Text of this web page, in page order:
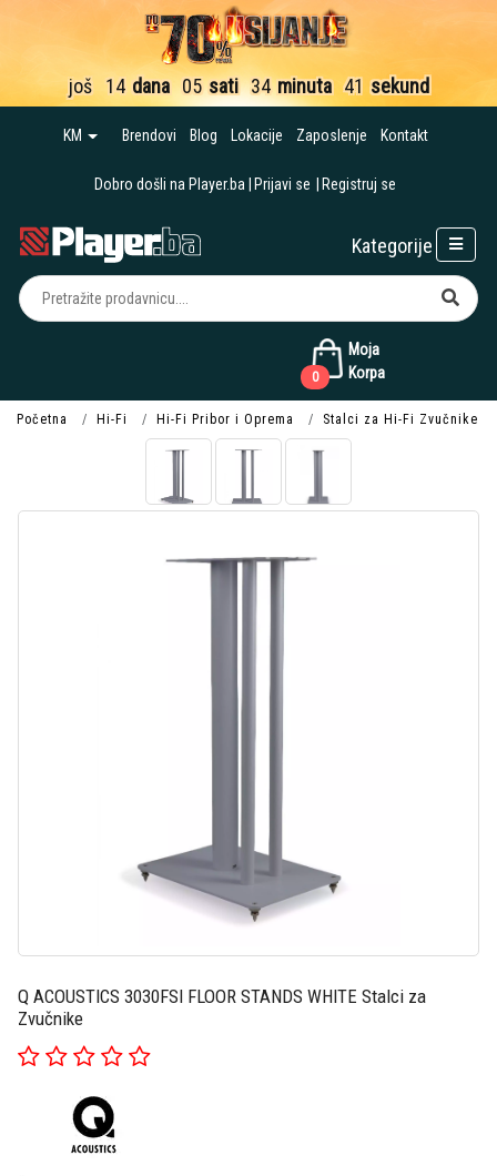
još 14 dana 05 sati 34 minuta 41 sekund
KM Brendovi Blog Lokacije Zaposlenje Kontakt
Dobro došli na Player.ba Prijavi se Registruj se
Moja
Korpa
0
Kategorije
Početna Hi-Fi Hi-Fi Pribor i Oprema Stalci za Hi-Fi Zvučnike
Q ACOUSTICS 3030FSI FLOOR STANDS WHITE Stalci za
Zvučnike